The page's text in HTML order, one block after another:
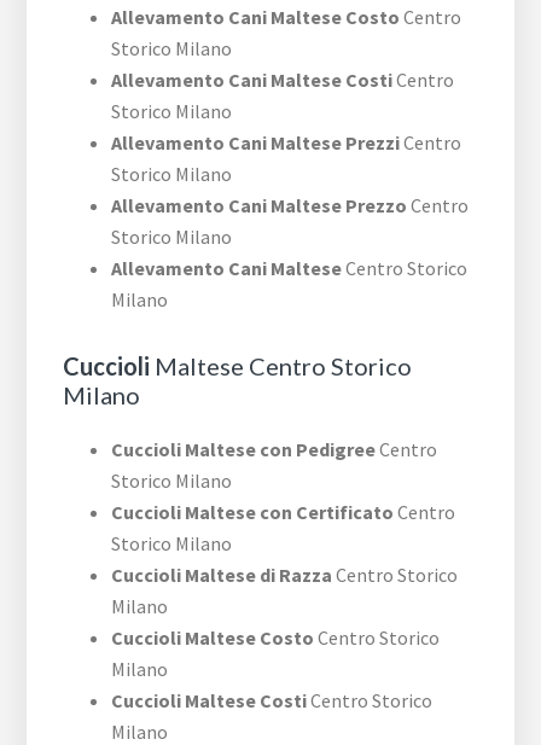
Allevamento Cani Maltese Costo Centro
Storico Milano
Allevamento Cani Maltese CostiCentro
Storico Milano
Allevamento Cani Maltese PrezziCentro
Storico Milano
Allevamento Cani Maltese Prezzo Centro
Storico Milano
Allevamento Cani MalteseCentro Storico
Milano
Cuccioli Maltese Centro Storico
Milano
Cuccioli Maltese con PedigreeCentro
Storico Milano
Cuccioli Maltese con Certificato Centro
Storico Milano
Cuccioli Maltese di Razza Centro Storico
Milano
Cuccioli Maltese Costo Centro Storico
Milano
Cuccioli Maltese CostiCentro Storico
Milano